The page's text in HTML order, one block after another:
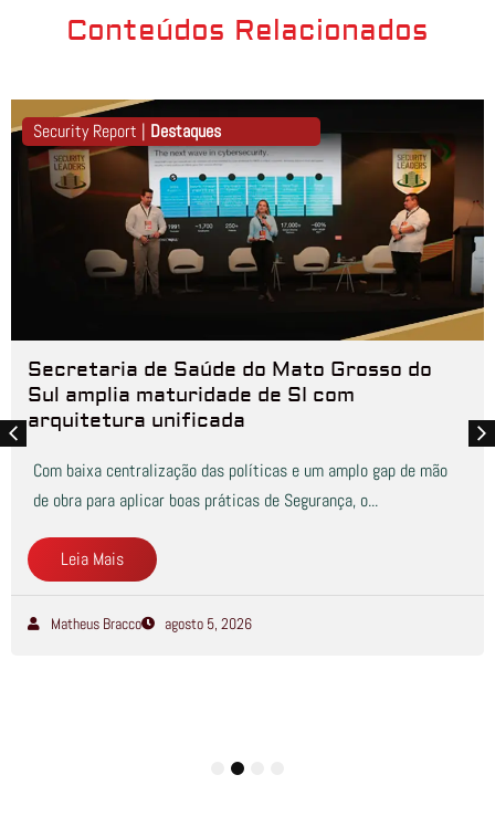
Conteúdos Relacionados
Security Report | Destaques
Secretaria de Saúde do Mato Grosso do
Sul amplia maturidade de SI com
arquitetura unificada
Com baixa centralização das políticas e um amplo gap de mão
de obra para aplicar boas práticas de Segurança, o...
Leia Mais
Matheus Bracco agosto 5, 2026